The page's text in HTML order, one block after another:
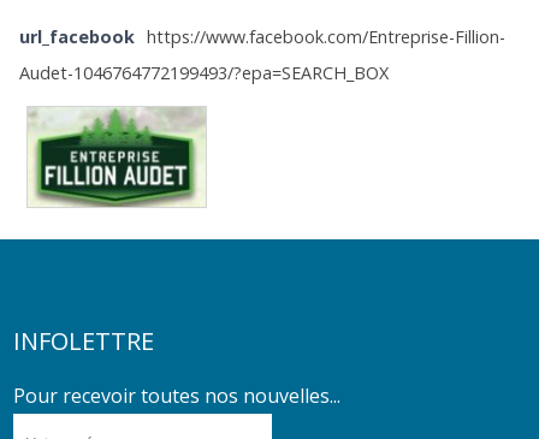
url_facebook https://www.facebook.com/Entreprise-Fillion-
Audet-1046764772199493/?epa=SEARCH_BOX
INFOLETTRE
Pour recevoir toutes nos nouvelles...